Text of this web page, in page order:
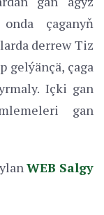
çaganyň
derrew Tiz
gelýänçä, çaga
Içki gan
gan
WEB Salgy